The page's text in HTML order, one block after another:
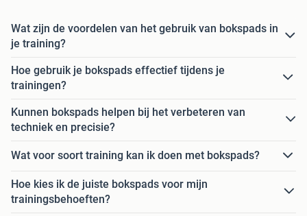
Wat zijn de voordelen van het gebruik van bokspads in
je training?
Hoe gebruik je bokspads effectief tijdens je
trainingen?
Kunnen bokspads helpen bij het verbeteren van
techniek en precisie?
Wat voor soort training kan ik doen met bokspads?
Hoe kies ik de juiste bokspads voor mijn
trainingsbehoeften?